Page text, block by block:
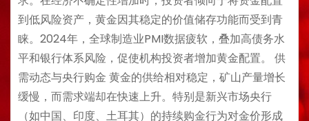
到低风险资产，黄金因其稳定的价值储存功能而受到青
睐。2024年，全球制造业PMI数据疲软，叠加高债务水
平和银行体系风险，促使机构投资者增加黄金配置。 供
需动态与央行购金 黄金的供给相对稳定，矿山产量增长
缓慢，而需求端却在快速上升。特别是新兴市场央行
（如中国、印度、土耳其）的持续购金行为对金价形成